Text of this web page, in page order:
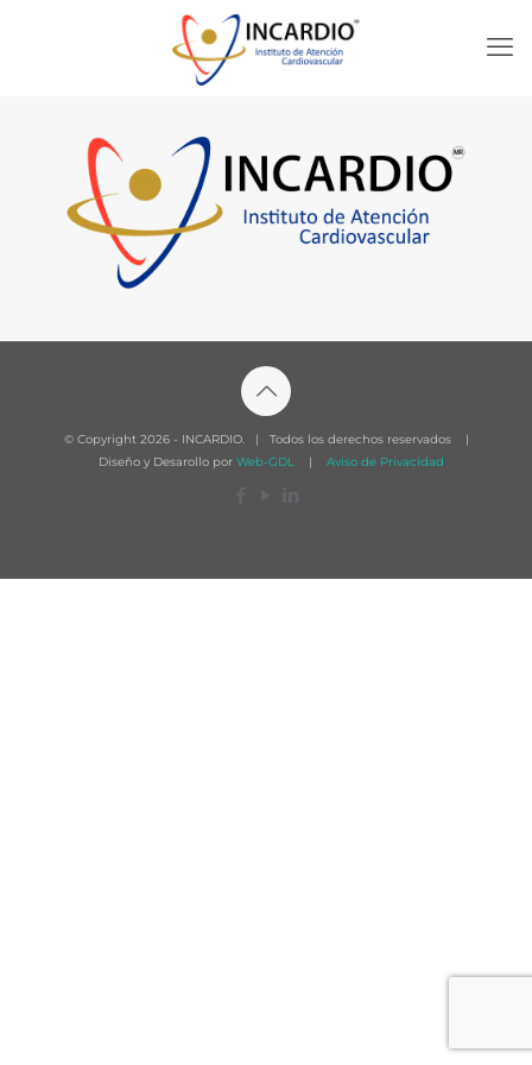
© Copyright 2026 - INCARDIO. | Todos los derechos reservados |
Diseño y Desarollo por Web-GDL | Aviso de Privacidad